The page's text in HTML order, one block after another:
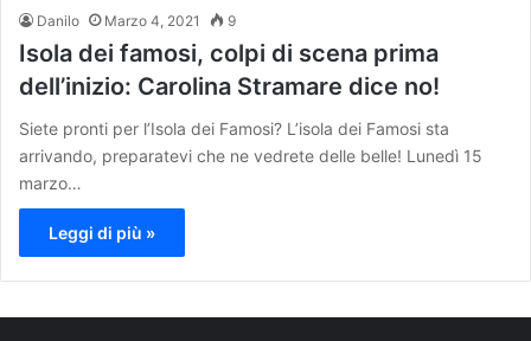
Danilo Marzo 4, 2021 9
Isola dei famosi, colpi di scena prima
dell’inizio: Carolina Stramare dice no!
Siete pronti per l’Isola dei Famosi? L’isola dei Famosi sta
arrivando, preparatevi che ne vedrete delle belle! Lunedì 15
marzo…
Leggi di più »